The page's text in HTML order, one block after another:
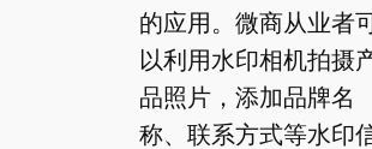
的应用。微商从业者
以利用水印相机拍摄
品照片，添加品牌名
称、联系方式等水印